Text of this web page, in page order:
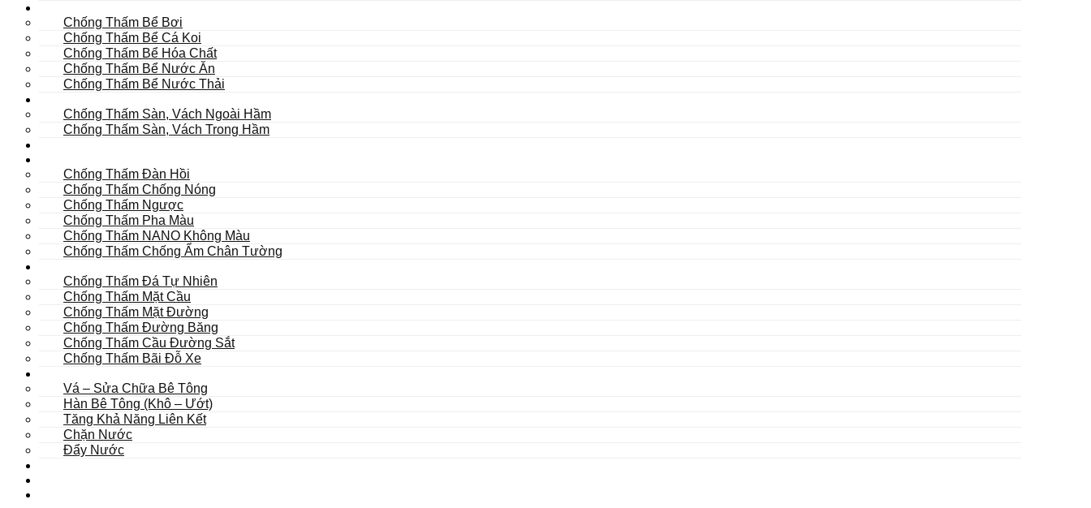
Chống Thấm Bể Bơi
Chống Thấm Bể Cá Koi
Chống Thấm Bể Hóa Chất
Chống Thấm Bể Nước Ăn
Chống Thấm Bể Nước Thải
Chống Thấm Sàn, Vách Ngoài Hầm
Chống Thấm Sàn, Vách Trong Hầm
Chống Thấm Đàn Hồi
Chống Thấm Chống Nóng
Chống Thấm Ngược
Chống Thấm Pha Màu
Chống Thấm NANO Không Màu
Chống Thấm Chống Ẩm Chân Tường
Chống Thấm Đá Tự Nhiên
Chống Thấm Mặt Cầu
Chống Thấm Mặt Đường
Chống Thấm Đường Băng
Chống Thấm Cầu Đường Sắt
Chống Thấm Bãi Đỗ Xe
Vá – Sửa Chữa Bê Tông
Hàn Bê Tông (Khô – Ướt)
Tăng Khả Năng Liên Kết
Chặn Nước
Đẩy Nước